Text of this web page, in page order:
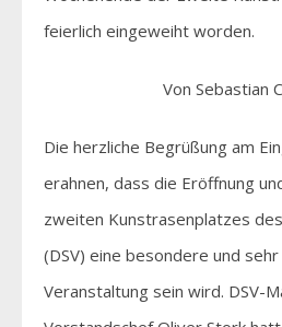
feierlich eingeweiht worden.
Von Sebastian
Die herzliche Begrüßung am
erahnen, dass die Eröffnung
zweiten Kunstrasenplatzes
(DSV) eine besondere und
Veranstaltung sein wird. DSV-